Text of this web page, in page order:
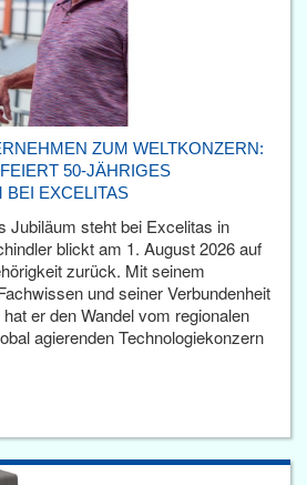
ZUM WELTKONZERN:
50-JÄHRIGES
BEI EXCELITAS
Jubiläum steht bei Excelitas in
blickt am 1. August 2026 auf
zurück. Mit seinem
und seiner Verbundenheit
er den Wandel vom regionalen
agierenden Technologiekonzern